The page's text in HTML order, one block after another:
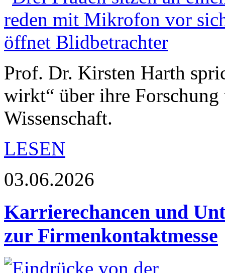
Prof. Dr. Kirsten Harth
wirkt“ über ihre
Wissenschaft.
LESEN
03.06.2026
Karrierechancen und
zur Firmenkontaktmesse